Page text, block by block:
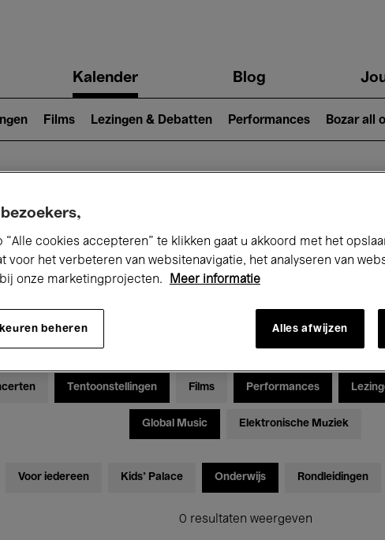
navigationKalender Blog
Films Lezingen & Debatten Performances Bozar all
Tentoonstellingen Films Performances
Global Music Elektronische Muziek
Voor iedereen Kids’ Palace Onderwijs Rondleidingen
0 resultaten weergeven
bezoekers,
“Alle cookies accepteren” te klikken gaat u akkoord met het
voor het verbeteren van websitenavigatie, het analyseren van
onze marketingprojecten.
Meer informatie
beheren Alles afwijzen